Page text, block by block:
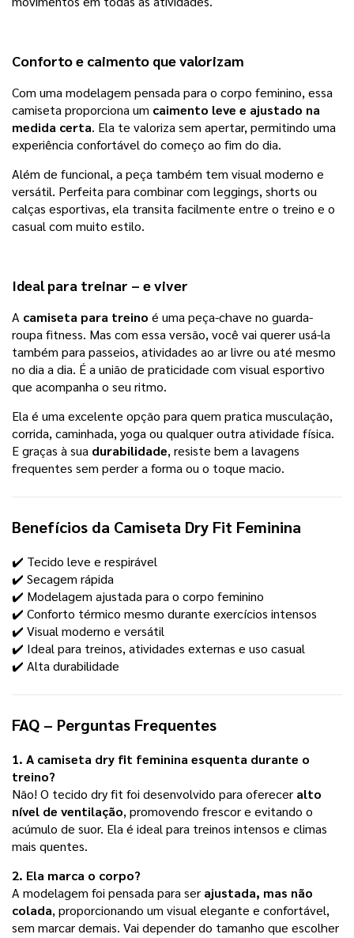
Conforto e caimento que valorizam
Com uma modelagem pensada para o corpo feminino, essa
camiseta proporciona um caimento leve e ajustado na
medida certa. Ela te valoriza sem apertar, permitindo uma
experiência confortável do começo ao fim do dia.
Além de funcional, a peça também tem visual moderno e
versátil. Perfeita para combinar com leggings, shorts ou
calças esportivas, ela transita facilmente entre o treino e o
casual com muito estilo.
Ideal para treinar – e viver
A camiseta para treino é uma peça-chave no guarda-
roupa fitness. Mas com essa versão, você vai querer usá-la
também para passeios, atividades ao ar livre ou até mesmo
no dia a dia. É a união de praticidade com visual esportivo
que acompanha o seu ritmo.
Ela é uma excelente opção para quem pratica musculação,
corrida, caminhada, yoga ou qualquer outra atividade física.
E graças à sua durabilidade, resiste bem a lavagens
frequentes sem perder a forma ou o toque macio.
Benefícios da Camiseta Dry Fit Feminina
✔️ Tecido leve e respirável
✔️ Secagem rápida
✔️ Modelagem ajustada para o corpo feminino
✔️ Conforto térmico mesmo durante exercícios intensos
✔️ Visual moderno e versátil
✔️ Ideal para treinos, atividades externas e uso casual
✔️ Alta durabilidade
FAQ – Perguntas Frequentes
1. A camiseta dry fit femininaesquenta durante o
treino?
Não! O tecido dry fit foi desenvolvido para oferecer alto
nível de ventilação, promovendo frescor e evitando o
acúmulo de suor. Ela é ideal para treinos intensos e climas
mais quentes.
2. Ela marca o corpo?
A modelagem foi pensada para ser ajustada, mas não
colada, proporcionando um visual elegante e confortável,
sem marcar demais. Vai depender do tamanho que escolher